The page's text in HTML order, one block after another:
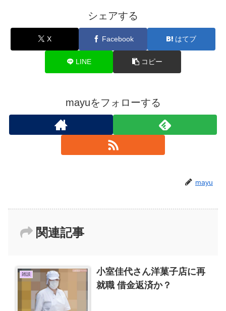
シェアする
X Facebook はてブ
LINE コピー
mayuをフォローする
mayu
関連記事
雑談
小室佳代さん洋菓子店に再
就職 借金返済か？